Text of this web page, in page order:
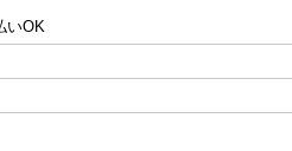
いOK